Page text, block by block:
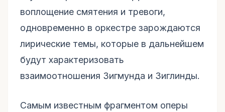
воплощение смятения и тревоги,
одновременно в оркестре зарождаются
лирические темы, которые в дальнейшем
будут характеризовать
взаимоотношения Зигмунда и Зиглинды.
Самым известным фрагментом оперы